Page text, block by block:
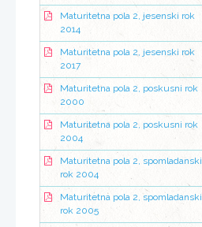
Maturitetna pola 2, jesenski rok
2014
Maturitetna pola 2, jesenski rok
2017
Maturitetna pola 2, poskusni rok
2000
Maturitetna pola 2, poskusni rok
2004
Maturitetna pola 2, spomladanski
rok 2004
Maturitetna pola 2, spomladanski
rok 2005